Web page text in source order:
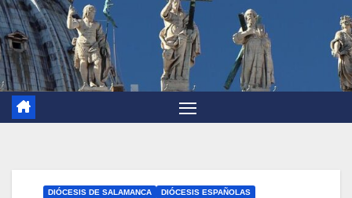
DIÓCESIS DE SALAMANCA DIÓCESIS ESPAÑOLAS